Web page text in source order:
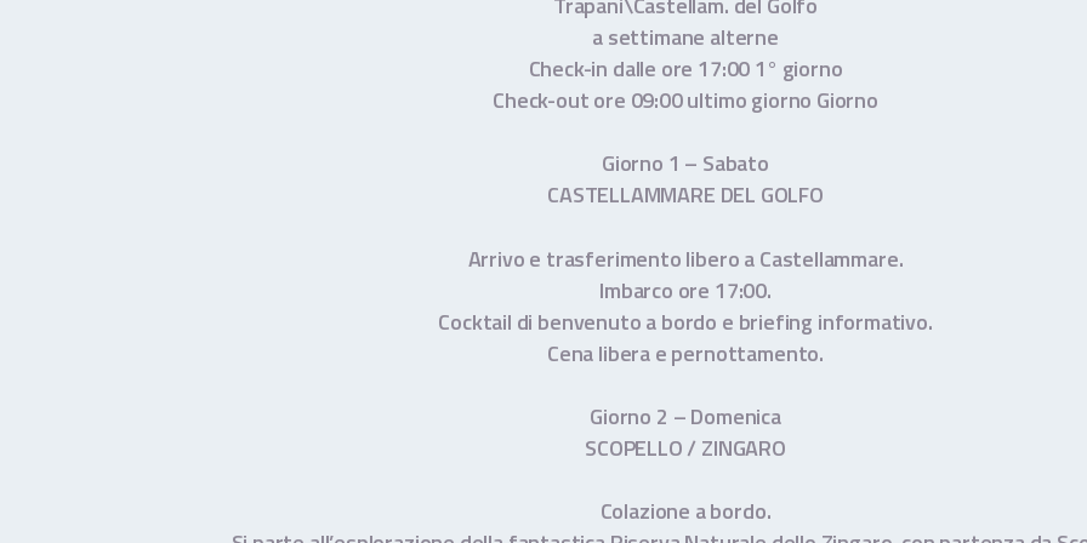
a settimane alterne
Check-in dalle ore 17:00 1° giorno
Check-out ore 09:00 ultimo giorno Giorno
Giorno 1 – Sabato
CASTELLAMMARE DEL GOLFO
Arrivo e trasferimento libero a Castellammare.
Imbarco ore 17:00.
Cocktail di benvenuto a bordo e briefing informativo.
Cena libera e pernottamento.
Giorno 2 – Domenica
SCOPELLO / ZINGARO
Colazione a bordo.